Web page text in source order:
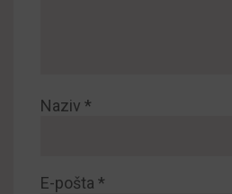
Naziv *
E-pošta *